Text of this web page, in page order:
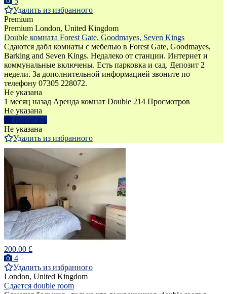
Удалить из избранного
Premium
Premium London, United Kingdom
Double комната Forest Gate, Goodmayes, Seven Kings
Сдаются дабл комнаты с мебелью в Forest Gate, Goodmayes,
Barking and Seven Kings. Недалеко от станции. Интернет и
коммунальные включены. Есть парковка и сад. Депозит 2
недели. За дополнительной информацией звоните по
телефону 07305 228072.
Не указана
1 месяц назад Аренда комнат Double 214 Просмотров
Не указана
Написать
Не указана
Удалить из избранного
200.00 £
4
Удалить из избранного
London, United Kingdom
Сдается double room